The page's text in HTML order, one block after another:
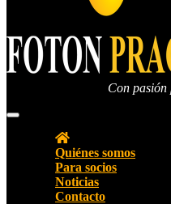
Con pasión
Quiénes somos
Para socios
Noticias
Contacto